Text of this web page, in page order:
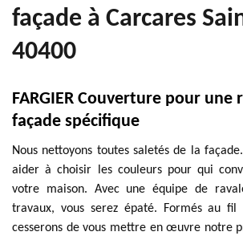
façade à Carcares
40400
FARGIER Couverture pour une
façade spécifique
Nous nettoyons toutes saletés de la
aider à choisir les couleurs pour qui
votre maison. Avec une équipe de
travaux, vous serez épaté. Formés au
cesserons de vous mettre en œuvre notre